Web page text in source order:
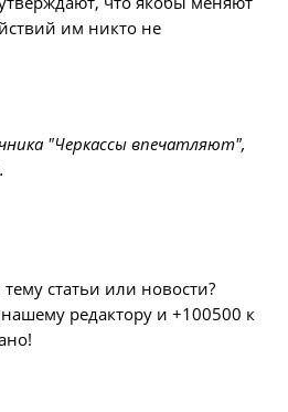
им никто не
"Черкассы впечатляют",
статьи или новости?
редактору и +100500 к